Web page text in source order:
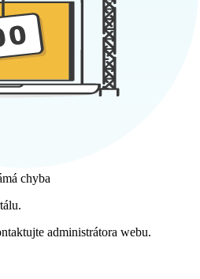
chyba
administrátora webu.